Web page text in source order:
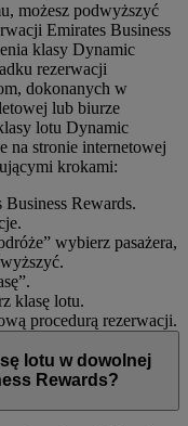
możesz podwyższyć
Emirates Business
klasy Dynamic
rezerwacji
dokonanych w
lub biurze
lotu Dynamic
na stronie internetowej
krokami:
Rewards.
wybierz pasażera,
klasę lotu.
procedurą rezerwacji.
lotu w dowolnej
Rewards?